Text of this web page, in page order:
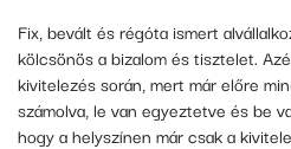
Fix, bevált és régóta ismert
kölcsönös a bizalom és tisztelet.
kivitelezés során, mert már előre
számolva, le van egyeztetve és be
hogy a helyszínen már csak a